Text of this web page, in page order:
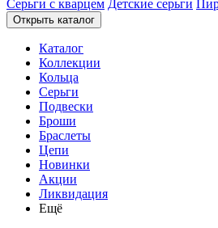
Серьги с кварцем Детские серьги
Открыть каталог
Каталог
Коллекции
Кольца
Серьги
Подвески
Броши
Браслеты
Цепи
Новинки
Акции
Ликвидация
Ещё